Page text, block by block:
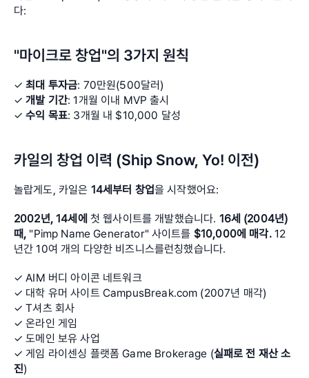
다:
"마이크로 창업"의 3가지 원칙
✓ 최대 투자금: 70만원(500달러)
✓ 개발 기간: 1개월 이내 MVP 출시
✓ 수익 목표: 3개월 내 $10,000 달성
카일의 창업 이력 (Ship Snow, Yo! 이전)
놀랍게도, 카일은 14세부터 창업을 시작했어요:
2002년, 14세에 첫 웹사이트를 개발했습니다. 16세 (2004년)
때, "Pimp Name Generator" 사이트를 $10,000에 매각. 12
년간 10여 개의 다양한 비즈니스를런칭했습니다.
✓ AIM 버디 아이콘 네트워크
✓ 대학 유머 사이트 ​CampusBreak.com​ (2007년 매각)
✓ T셔츠 회사
✓ 온라인 게임
✓ 도메인 보유 사업
✓ 게임 라이센싱 플랫폼 Game Brokerage (실패로 전 재산 소
진)